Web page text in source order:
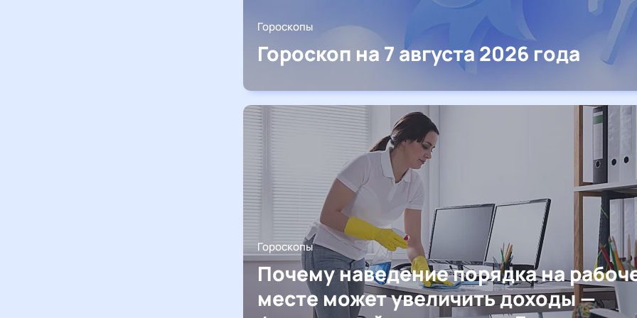
Гороскопы
Гороскоп на 7 августа 2026 года
Гороскопы
Почему наведение порядка на
месте может увеличить доходы —